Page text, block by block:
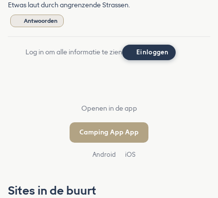
Etwas laut durch angrenzende Strassen.
Antwoorden
Log in om alle informatie te zien Einloggen
Openen in de app
Camping App App
Android iOS
Sites in de buurt